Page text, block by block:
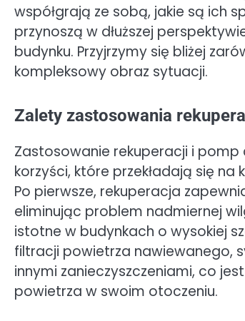
współgrają ze sobą, jakie są ich
przynoszą w dłuższej
budynku. Przyjrzymy się bliżej
kompleksowy obraz sytuacji.
Zalety zastosowania
Zastosowanie rekuperacji i pomp
korzyści, które przekładają się
Po pierwsze, rekuperacja
eliminując problem nadmiernej
istotne w budynkach o wysokiej
filtracji powietrza nawiewanego,
innymi zanieczyszczeniami, co
powietrza w swoim otoczeniu.